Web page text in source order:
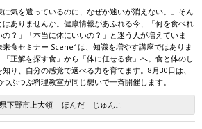
に気を遣っているのに、なぜか迷いが消えない。」そん
はありませんか。健康情報があふれる今、「何を食べれ
の？」「本当に体にいいの？」と迷う人が増えていま
来食セミナー Scene1は、知識を増やす講座ではありま
「正解を探す食」から「体に任せる食」へ。食と体のし
知り、自分の感覚で選べる力を育てます。8月30日は、
つぶつぶ料理教室が同じ想いで一斉開催します。
下野市上大領 ほんだ じゅんこ